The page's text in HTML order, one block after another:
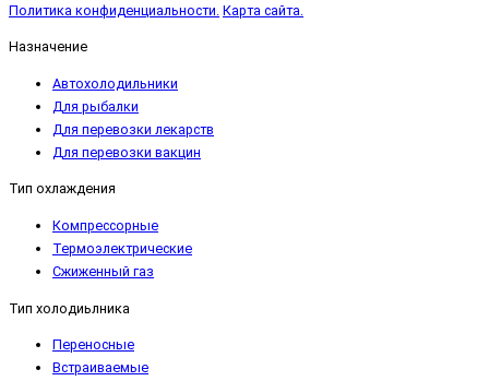
Политика конфиденциальности. Карта сайта.
Назначение
Автохолодильники
Для рыбалки
Для перевозки лекарств
Для перевозки вакцин
Тип охлаждения
Компрессорные
Термоэлектрические
Сжиженный газ
Тип холодиьлника
Переносные
Встраиваемые